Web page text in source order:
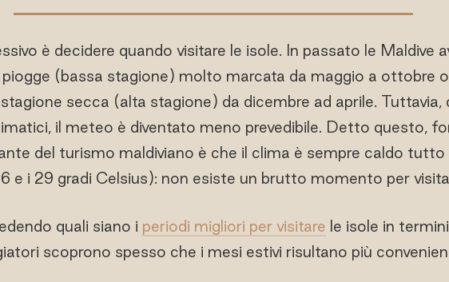
è decidere quando visitare le isole. In passato le Maldive
(bassa stagione) molto marcata da maggio a ottobre
secca (alta stagione) da dicembre ad aprile. Tuttavia,
il meteo è diventato meno prevedibile. Detto questo,
del turismo maldiviano è che il clima è sempre caldo tutto
e i 29 gradi Celsius): non esiste un brutto momento per
quali siano i periodi migliori per visitare le isole in
scoprono spesso che i mesi estivi risultano più